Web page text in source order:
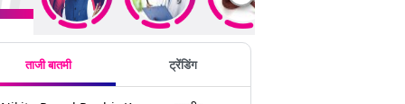
ताजी बातमी ट्रेंडिंग